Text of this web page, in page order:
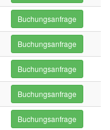
Buchungsanfrage
Buchungsanfrage
Buchungsanfrage
Buchungsanfrage
Buchungsanfrage